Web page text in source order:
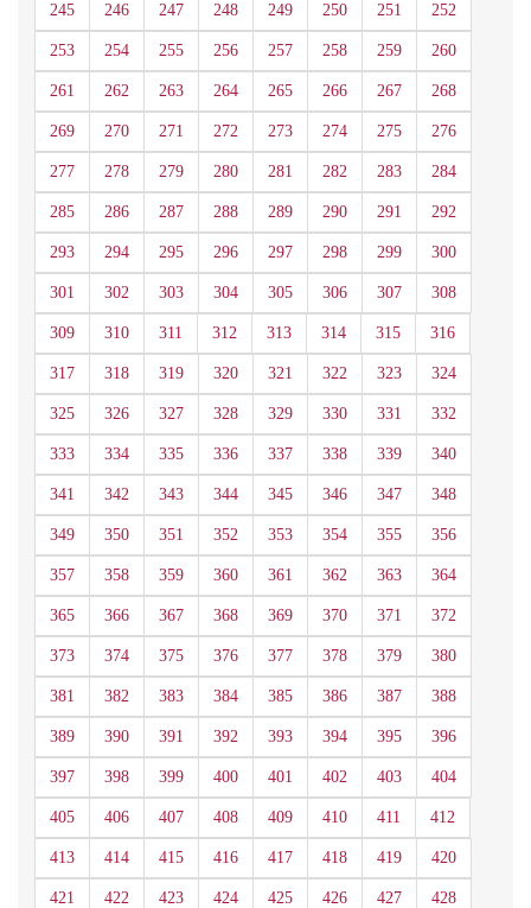
245 246 247 248 249 250 251 252
253 254 255 256 257 258 259 260
261 262 263 264 265 266 267 268
269 270 271 272 273 274 275 276
277 278 279 280 281 282 283 284
285 286 287 288 289 290 291 292
293 294 295 296 297 298 299 300
301 302 303 304 305 306 307 308
309 310 311 312 313 314 315 316
317 318 319 320 321 322 323 324
325 326 327 328 329 330 331 332
333 334 335 336 337 338 339 340
341 342 343 344 345 346 347 348
349 350 351 352 353 354 355 356
357 358 359 360 361 362 363 364
365 366 367 368 369 370 371 372
373 374 375 376 377 378 379 380
381 382 383 384 385 386 387 388
389 390 391 392 393 394 395 396
397 398 399 400 401 402 403 404
405 406 407 408 409 410 411 412
413 414 415 416 417 418 419 420
421 422 423 424 425 426 427 428